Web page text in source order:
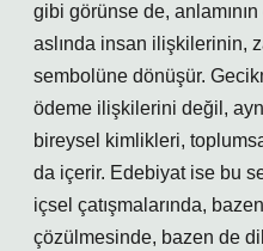
gibi görünse de,
aslında insan ilişkilerinin,
sembolüne dönüşür.
ödeme ilişkilerini değil,
bireysel kimlikleri,
da içerir. Edebiyat ise bu
içsel çatışmalarında,
çözülmesinde, bazen de